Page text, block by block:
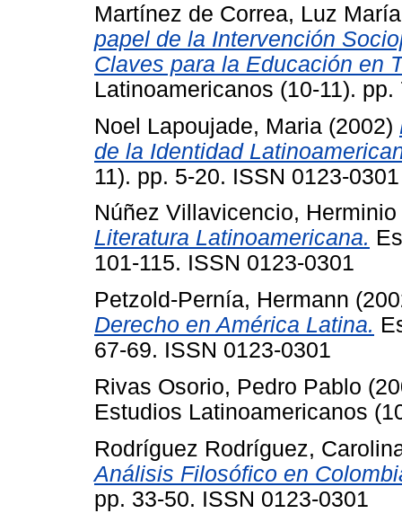
Martínez de Correa, Luz María
papel de la Intervención
Claves para la Educación en
Latinoamericanos (10-11).
Noel Lapoujade, Maria (2002)
de la Identidad
11). pp. 5-20. ISSN 0123-0301
Núñez Villavicencio, Herminio
Literatura Latinoamericana.
101-115. ISSN 0123-0301
Petzold-Pernía, Hermann
Derecho en América Latina.
67-69. ISSN 0123-0301
Rivas Osorio, Pedro Pablo
Estudios Latinoamericanos
Rodríguez Rodríguez,
Análisis Filosófico en
pp. 33-50. ISSN 0123-0301